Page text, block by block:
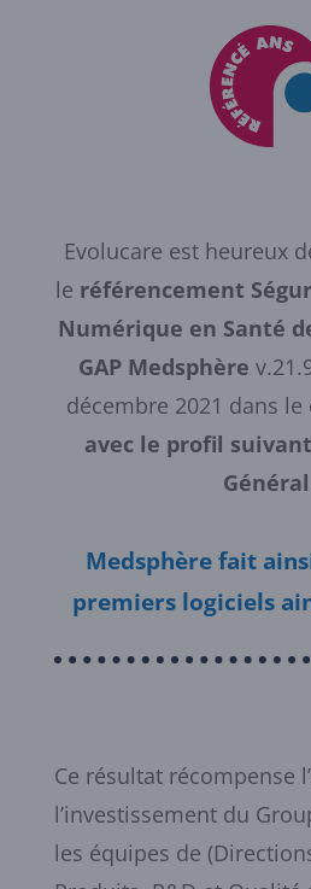
Evolucare est heureux
le référencement
Numérique en Santé
GAP Medsphère
décembre 2021 dans le
avec le profil
Medsphère fait
premiers logiciels
Ce résultat récompense
l’investissement du
les équipes de